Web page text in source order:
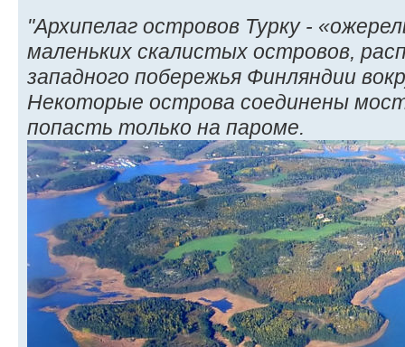
"Архипелаг островов Турку -
маленьких скалистых островов,
западного побережья Финляндии
Некоторые острова соединены
попасть только на пароме.